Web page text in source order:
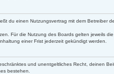
du einen Nutzungsvertrag mit dem Betreiber
Für die Nutzung des Boards gelten jeweils
einer Frist jederzeit gekündigt werden.
und unentgeltliches Recht, deinen
bestehen.